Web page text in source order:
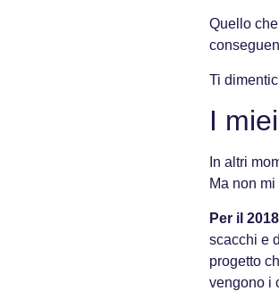
Quello
Ti
I
In altri
Ma non
Per il
scacchi e
progetto
vengono i